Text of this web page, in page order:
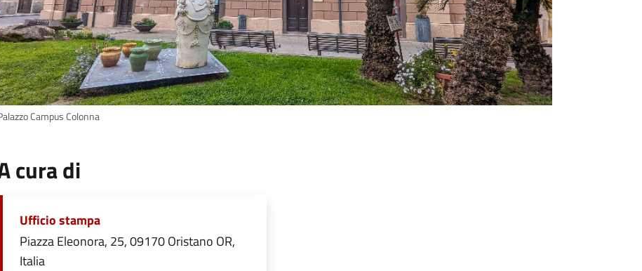
Campus Colonna
cura di
Ufficio stampa
Piazza Eleonora, 25, 09170 Oristano OR,
Italia